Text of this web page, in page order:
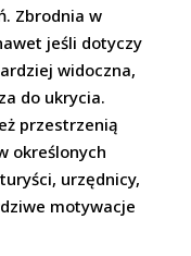
Zbrodnia w
jeśli dotyczy
widoczna,
do ukrycia.
przestrzenią
określonych
urzędnicy,
motywacje